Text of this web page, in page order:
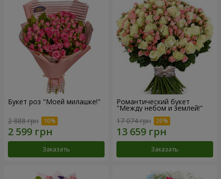
Букет роз "Моей милашке!"
2 888 грн
Заказать
Романтический букет
"Между небом и землей!"
17 074 грн
Заказать